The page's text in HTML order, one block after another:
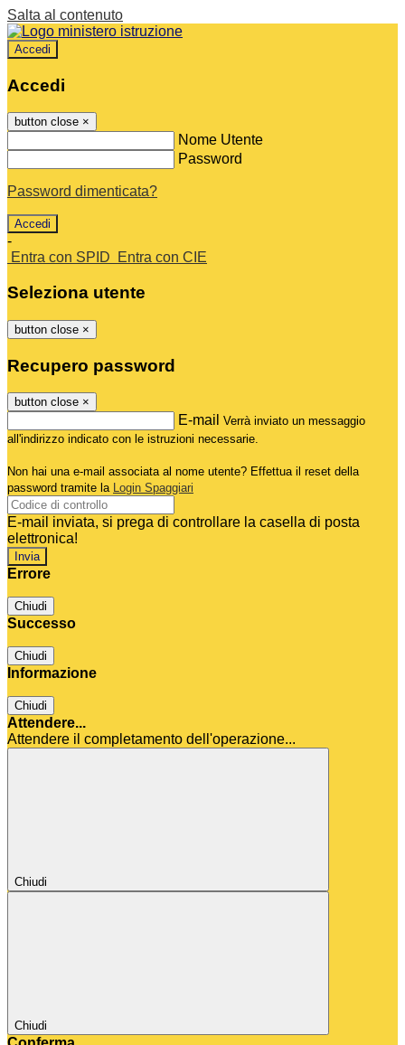
Salta al contenuto
Accedi
Accedi
button close ×
Nome Utente
Password
Password dimenticata?
-
Entra con SPID
Entra con CIE
Seleziona utente
button close ×
Recupero password
button close ×
E-mail Verrà inviato un messaggio
all'indirizzo indicato con le istruzioni necessarie.
Non hai una e-mail associata al nome utente? Effettua il reset della
password tramite la Login Spaggiari
E-mail inviata, si prega di controllare la casella di posta
elettronica!
Errore
Chiudi
Successo
Chiudi
Informazione
Chiudi
Attendere...
Attendere il completamento dell'operazione...
Chiudi
Chiudi